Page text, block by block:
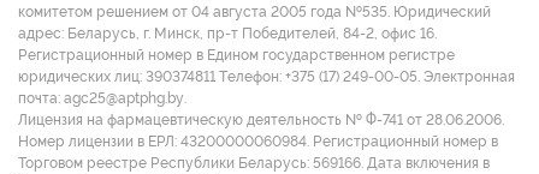
комитетом решением от 04 августа 2005 года №535. Юридический
адрес: Беларусь, г. Минск, пр-т Победителей, 84-2, офис 16.
Регистрационный номер в Едином государственном регистре
юридических лиц: 390374811 Tелефон: +375 (17) 249-00-05. Электронная
почта: agc25@aptphg.by.
Лицензия на фармацевтическую деятельность № Ф-741 от 28.06.2006.
Номер лицензии в ЕРЛ: 43200000060984. Регистрационный номер в
Торговом реестре Республики Беларусь: 569166. Дата включения в